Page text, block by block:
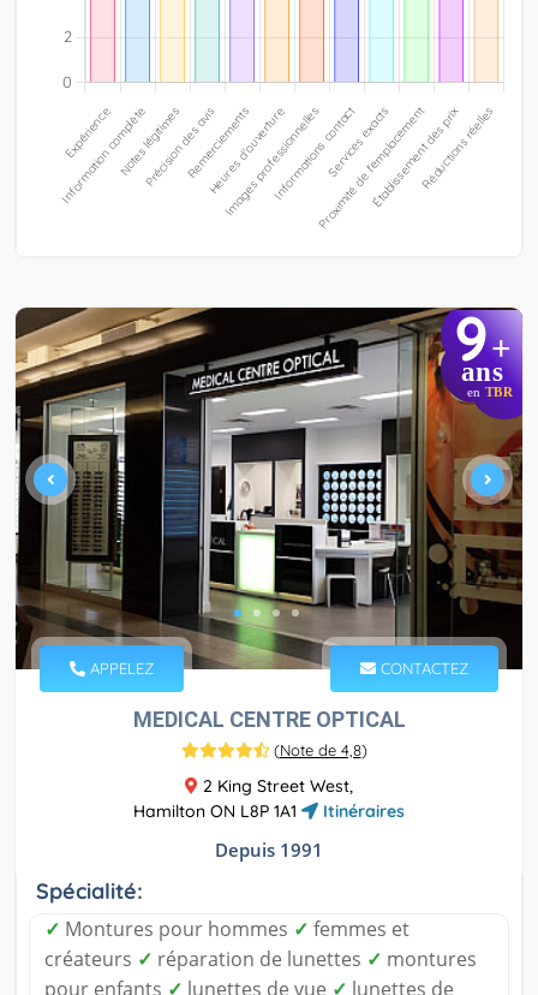
9+
ans
en TBR
APPELEZ CONTACTEZ
MEDICAL CENTRE OPTICAL
(Note de 4,8)
2 King Street West,
Hamilton ON L8P 1A1
Itinéraires
Depuis 1991
Spécialité:
✓ Montures pour hommes ✓ femmes et
créateurs ✓ réparation de lunettes ✓ montures
pour enfants ✓ lunettes de vue ✓ lunettes de